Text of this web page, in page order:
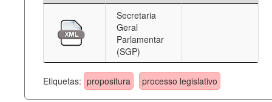
Secretaria
Geral
Parlamentar
(SGP)
Etiquetas: propositura processo legislativo